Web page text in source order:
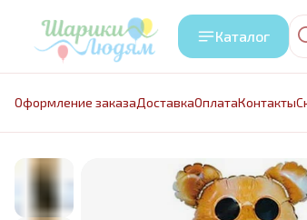
Каталог
Оформление заказаДоставкаОплатаКонтакты